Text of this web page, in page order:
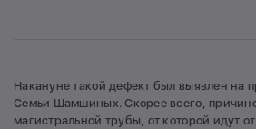
Накануне такой дефект был выявлен на
Семьи Шамшиных. Скорее всего,
магистральной трубы, от которой идут